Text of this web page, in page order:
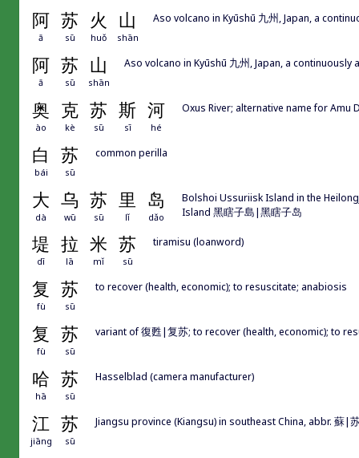
阿 苏 火 山
ā sū huǒ shān
Aso volcano in Kyūshū 九州, Japan, a
阿 苏 山
ā sū shān
Aso volcano in Kyūshū 九州, Japan, a continuously
奥 克 苏 斯 河
ào kè sū sī hé
Oxus River; alternative name for Amu
白 苏
bái sū
common perilla
大 乌 苏 里 岛
dà wū sū lǐ dǎo
Bolshoi Ussuriisk Island in the
Island 黑瞎子島|黑瞎子岛
堤 拉 米 苏
dī lā mǐ sū
tiramisu (loanword)
复 苏
fù sū
to recover (health, economic); to resuscitate; anabiosis
复 苏
fù sū
variant of 復甦|复苏; to recover (health, economic); to
哈 苏
hā sū
Hasselblad (camera manufacturer)
江 苏
jiāng sū
Jiangsu province (Kiangsu) in southeast China, abbr. 蘇|